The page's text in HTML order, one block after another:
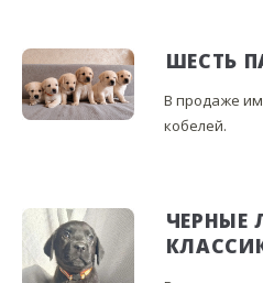
ШЕСТЬ
В продаже
кобелей.
ЧЕРНЫЕ